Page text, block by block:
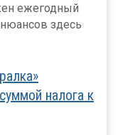
ежегодный
здесь
налога к